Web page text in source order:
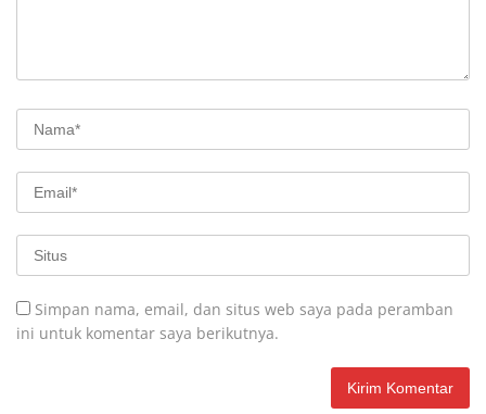
Simpan nama, email, dan situs web saya pada peramban
ini untuk komentar saya berikutnya.